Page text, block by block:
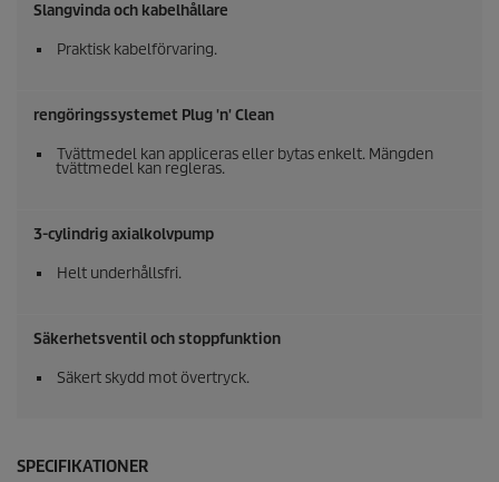
Slangvinda och kabelhållare
Praktisk kabelförvaring.
rengöringssystemet Plug 'n' Clean
Tvättmedel kan appliceras eller bytas enkelt. Mängden
tvättmedel kan regleras.
3-cylindrig axialkolvpump
Helt underhållsfri.
Säkerhetsventil och stoppfunktion
Säkert skydd mot övertryck.
SPECIFIKATIONER